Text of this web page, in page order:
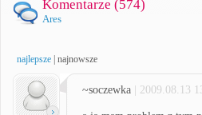
Komentarze (574)
Ares
najlepsze najnowsze
~soczewka | 2009.08.13